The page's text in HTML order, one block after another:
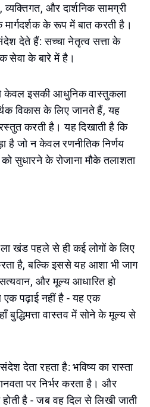
और दार्शनिक सामग्री
के रूप में बात करती है।
देते हैं: सच्चा नेतृत्व सत्ता के
सेवा के बारे में है।
केवल इसकी आधुनिक वास्तुकला
विकास के लिए जानते हैं, यह
करती है। यह दिखाती है कि
है जो न केवल रणनीतिक निर्णय
सुधारने के रोजाना मौके तलाशता
खंड पहले से ही कई लोगों के लिए
है, बल्कि इससे यह आशा भी जाग
और मूल्य आधारित हो
पढ़ाई नहीं है - यह एक
बुद्धिमत्ता वास्तव में सोने के मूल्य से
देता रहता है: भविष्य का रास्ता
पर निर्भर करता है। और
होती है - जब वह दिल से लिखी जाती